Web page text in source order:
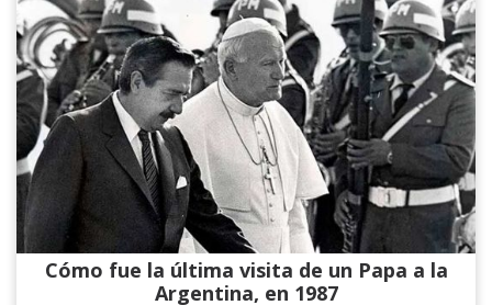
Cómo fue la última visita de un Papa a la
Argentina, en 1987